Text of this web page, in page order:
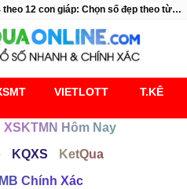
Con số may mắn hôm nay 31/3/2024 theo 12 con giáp: Chọn số đẹp theo từng tuổi
VIETLOTT T.KÊ
XSKTMN Hôm Nay
KQXS
KetQua
Chính Xác